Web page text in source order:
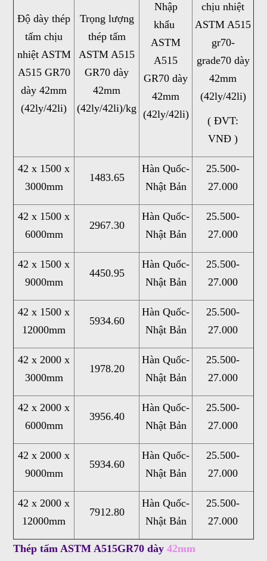
Độ dày thép
tấm chịu
nhiệt ASTM
A515 GR70
dày 42mm
(42ly/42li)
Trọng lượng
thép tấm
ASTM A515
GR70 dày
42mm
(42ly/42li)/kg
Nhập
khẩu
ASTM
A515
GR70 dày
42mm
(42ly/42li)
chịu nhiệt
ASTM A515
gr70-
grade70 dày
42mm
(42ly/42li)
( ĐVT:
VNĐ )
42 x 1500 x
3000mm
1483.65
Hàn Quốc-
Nhật Bản
25.500-
27.000
42 x 1500 x
6000mm
2967.30
Hàn Quốc-
Nhật Bản
25.500-
27.000
42 x 1500 x
9000mm
4450.95
Hàn Quốc-
Nhật Bản
25.500-
27.000
42 x 1500 x
12000mm
5934.60
Hàn Quốc-
Nhật Bản
25.500-
27.000
42 x 2000 x
3000mm
1978.20
Hàn Quốc-
Nhật Bản
25.500-
27.000
42 x 2000 x
6000mm
3956.40
Hàn Quốc-
Nhật Bản
25.500-
27.000
42 x 2000 x
9000mm
5934.60
Hàn Quốc-
Nhật Bản
25.500-
27.000
42 x 2000 x
12000mm
7912.80
Hàn Quốc-
Nhật Bản
25.500-
27.000
Thép tấm ASTM A515GR70 dày 42mm